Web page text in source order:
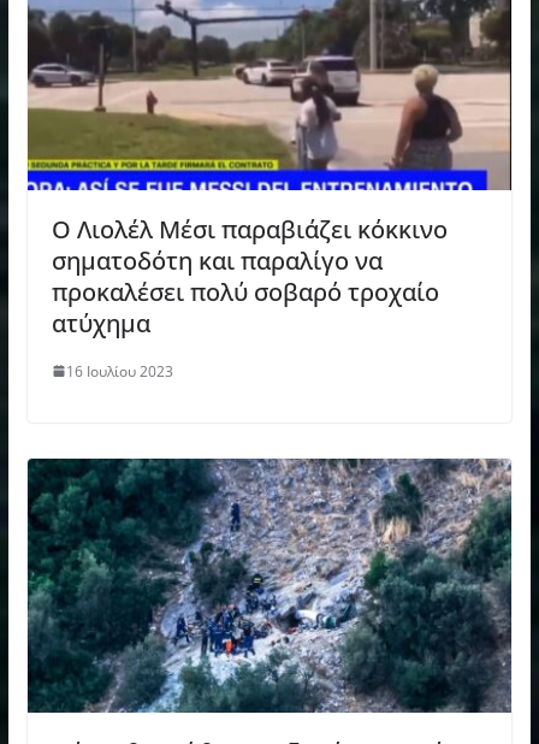
Ο Λιολέλ Μέσι παραβιάζει κόκκινο
σηματοδότη και παραλίγο να
προκαλέσει πολύ σοβαρό τροχαίο
ατύχημα
16 Ιουλίου 2023